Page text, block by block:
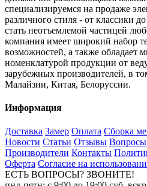
специализируемся на продаже
различного стиля - от классики
стать неотъемлемой частицей
компания имеет широкий набор
возможностей, а также обладает
номенклатурой продукции от
зарубежных производителей, в
Малайзии, Китая, Белоруссии.
Информация
Доставка Замер Оплата Сборка
Новости Статьи Отзывы Вопросы
Производители Контакты
Оферта Согласие на
ЕСТЬ ВОПРОСЫ? ЗВОНИТЕ!